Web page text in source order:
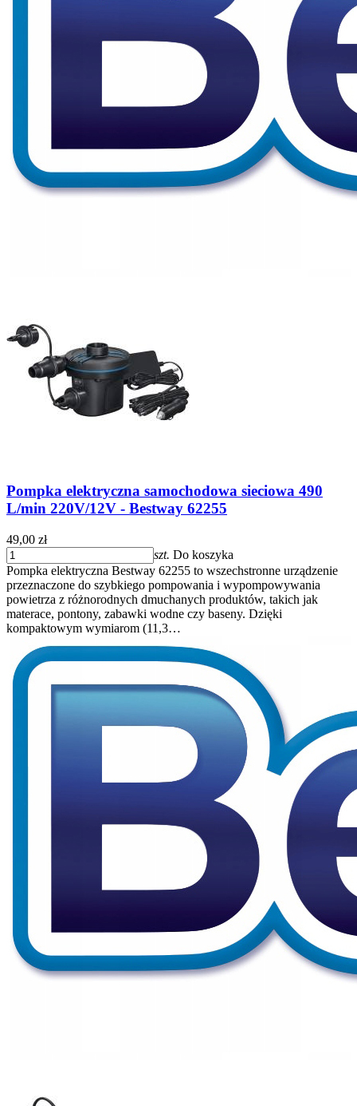
Pompka elektryczna samochodowa sieciowa 490
L/min 220V/12V - Bestway 62255
49,00 zł
szt. Do koszyka
Pompka elektryczna Bestway 62255 to wszechstronne urządzenie
przeznaczone do szybkiego pompowania i wypompowywania
powietrza z różnorodnych dmuchanych produktów, takich jak
materace, pontony, zabawki wodne czy baseny. Dzięki
kompaktowym wymiarom (11,3…